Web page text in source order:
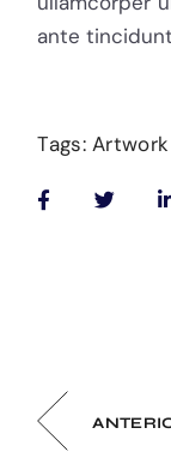
ante
Tags: Artwork